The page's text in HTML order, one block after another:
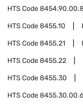
HTS Code
HTS Code8455.10
HTS Code8455.21
HTS Code8455.22
HTS Code8455.30
HTS Code